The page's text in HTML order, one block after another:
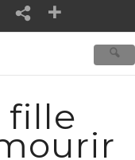
IDEE SHARE
fille